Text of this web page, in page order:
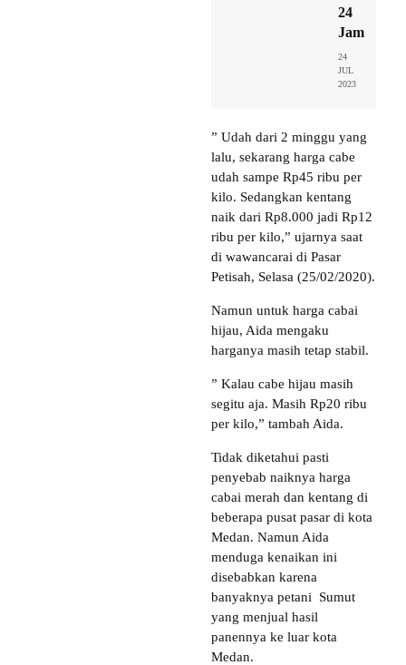
24
Jam
24
JUL
2023
” Udah dari 2 minggu yang
lalu, sekarang harga cabe
udah sampe Rp45 ribu per
kilo. Sedangkan kentang
naik dari Rp8.000 jadi Rp12
ribu per kilo,” ujarnya saat
di wawancarai di Pasar
Petisah, Selasa (25/02/2020).
Namun untuk harga cabai
hijau, Aida mengaku
harganya masih tetap stabil.
” Kalau cabe hijau masih
segitu aja. Masih Rp20 ribu
per kilo,” tambah Aida.
Tidak diketahui pasti
penyebab naiknya harga
cabai merah dan kentang di
beberapa pusat pasar di kota
Medan. Namun Aida
menduga kenaikan ini
disebabkan karena
banyaknya petani Sumut
yang menjual hasil
panennya ke luar kota
Medan.